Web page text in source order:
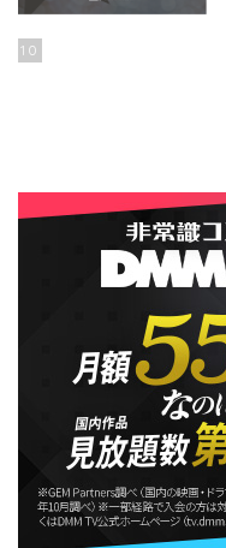
10